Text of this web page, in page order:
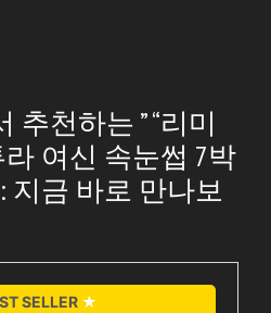
추천하는 ” “리미
여신 속눈썹 7박
지금 바로 만나보
SELLER ★